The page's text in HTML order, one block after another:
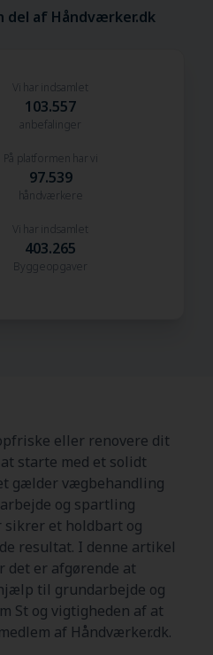
del af Håndværker.dk
Vi har indsamlet
103.557
anbefalinger
På platformen har vi
97.539
håndværkere
Vi har indsamlet
403.265
Byggeopgaver
eller renovere dit
starte med et solidt
gælder vægbehandling
og spartling
sikrer et holdbart og
resultat. I denne artikel
det er afgørende at
til grundarbejde og
St og vigtigheden af at
af Håndværker.dk.